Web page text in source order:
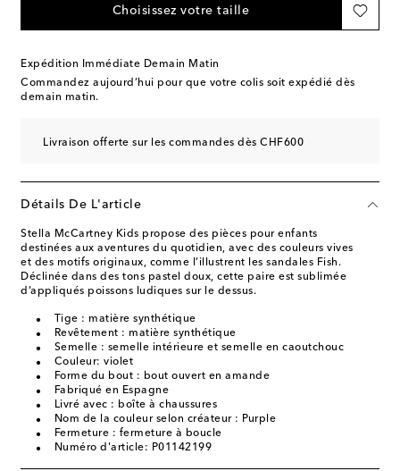
Choisissez votre taille
Expédition Immédiate Demain Matin
Commandez aujourd’hui pour que votre colis soit expédié dès
demain matin.
Livraison offerte sur les commandes dès CHF600
Détails De L'article
Stella McCartney Kids propose des pièces pour enfants
destinées aux aventures du quotidien, avec des couleurs vives
et des motifs originaux, comme l’illustrent les sandales Fish.
Déclinée dans des tons pastel doux, cette paire est sublimée
d’appliqués poissons ludiques sur le dessus.
Tige : matière synthétique
Revêtement : matière synthétique
Semelle : semelle intérieure et semelle en caoutchouc
Couleur: violet
Forme du bout : bout ouvert en amande
Fabriqué en Espagne
Livré avec : boîte à chaussures
Nom de la couleur selon créateur : Purple
Fermeture : fermeture à boucle
Numéro d'article: P01142199